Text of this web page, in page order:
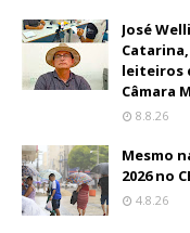
José
leiteiros
Câmara
8.8.26
Mesmo
2026 no
4.8.26